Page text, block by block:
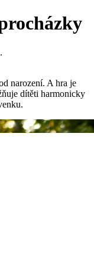
narození. A hra je
dítěti harmonicky